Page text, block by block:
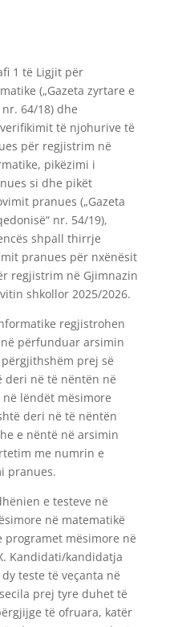
1 të Ligjit për
(„Gazeta zyrtare e
64/18) dhe
të njohurive të
për regjistrim në
pikëzimi i
si dhe pikët
pranues („Gazeta
nr. 54/19),
shpall thirrje
pranues për nxënësit
regjistrim në Gjimnazin
shkollor 2025/2026.
regjistrohen
përfunduar arsimin
prej së
deri në të nëntën në
lëndët mësimore
deri në të nëntën
e nëntë në arsimin
me numrin e
pranues.
e testeve në
në matematikë
programet mësimore në
Kandidati/kandidatja
teste të veçanta në
prej tyre duhet të
të ofruara, katër